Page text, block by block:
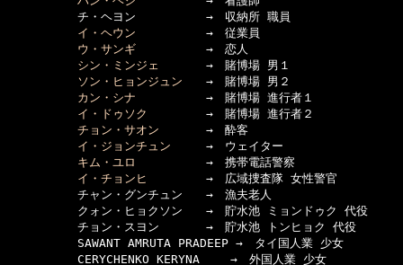
チ・ヘヨン　　　　　　→　収納所 職員
イ・ヘウン →　従業員
ウ・サンギ →　恋人
シン・ミンジェ →　賭博場 男１
ソン・ヒョンジュン →　賭博場 男２
カン・シナ →　賭博場 進行者１
イ・ドゥソク
→　賭博場 進行者２
チョン・サオン →　酔客
イ・ジョンチュン →　ウェイター
キム・ユロ
→　携帯電話警察
イ・チョンヒ
→　広域捜査隊 女性警官
チャン・グンチュン　　→　漁夫老人
クォン・ヒョクソン　　→　貯水池 ミョンドゥク 代役
チョン・スヨン　　　　→　貯水池 トンヒョク 代役
SAWANT AMRUTA PRADEEP →　タイ国人業 少女
CERYCHENKO KERYNA　　 →　外国人業 少女